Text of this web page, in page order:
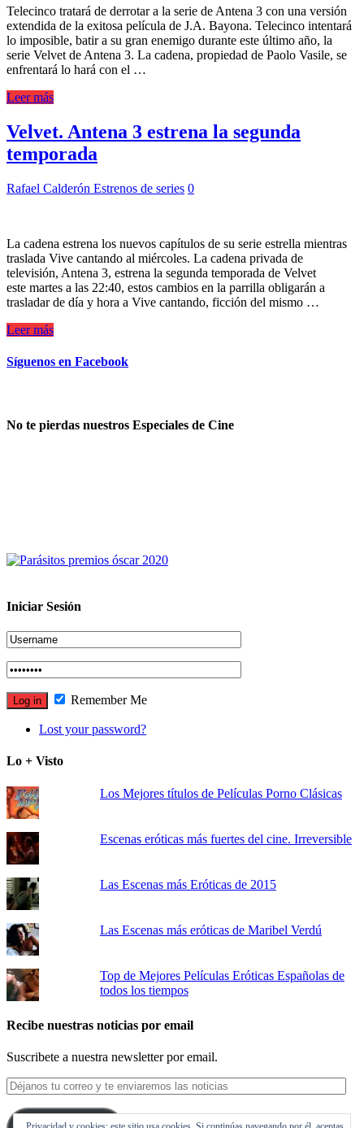
Telecinco tratará de derrotar a la serie de Antena 3 con una versión
extendida de la exitosa película de J.A. Bayona. Telecinco intentará
lo imposible, batir a su gran enemigo durante este último año, la
serie Velvet de Antena 3. La cadena, propiedad de Paolo Vasile, se
enfrentará lo hará con el …
Leer más
Velvet. Antena 3 estrena la segunda
temporada
Rafael Calderón Estrenos de series 0
La cadena estrena los nuevos capítulos de su serie estrella mientras
traslada Vive cantando al miércoles. La cadena privada de
televisión, Antena 3, estrena la segunda temporada de Velvet
este martes a las 22:40, estos cambios en la parrilla obligarán a
trasladar de día y hora a Vive cantando, ficción del mismo …
Leer más
Síguenos en Facebook
No te pierdas nuestros Especiales de Cine
Iniciar Sesión
Remember Me
Lost your password?
Lo + Visto
Los Mejores títulos de Películas Porno Clásicas
Escenas eróticas más fuertes del cine. Irreversible
Las Escenas más Eróticas de 2015
Las Escenas más eróticas de Maribel Verdú
Top de Mejores Películas Eróticas Españolas de
todos los tiempos
Recibe nuestras noticias por email
Suscribete a nuestra newsletter por email.
Déjanos
tu
correo